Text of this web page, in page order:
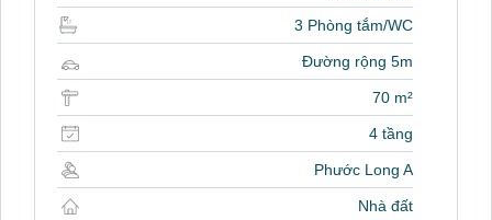
3 Phòng tắm/WC
Đường rộng 5m
70 m²
4 tầng
Phước Long A
Nhà đất